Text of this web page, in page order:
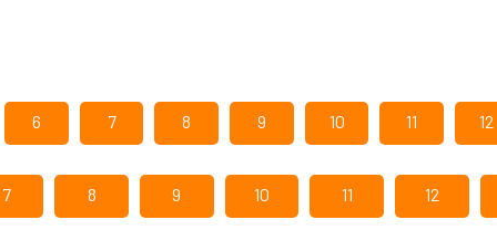
6 7 8 9 10 11 12
7 8 9 10 11 12